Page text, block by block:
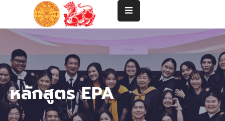
คณะ
ปริญญา
ตรี
ปริญญา
หลักสูตร EPA